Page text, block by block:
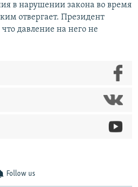
в нарушении закона во время
отвергает. Президент
давление на него не
Follow us